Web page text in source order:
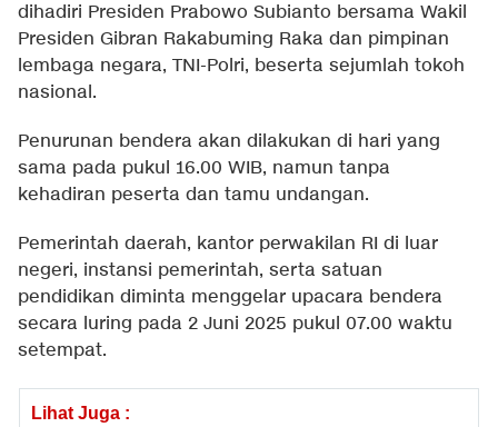
dihadiri Presiden Prabowo Subianto bersama Wakil
Presiden Gibran Rakabuming Raka dan pimpinan
lembaga negara, TNI-Polri, beserta sejumlah tokoh
nasional.
Penurunan bendera akan dilakukan di hari yang
sama pada pukul 16.00 WIB, namun tanpa
kehadiran peserta dan tamu undangan.
Pemerintah daerah, kantor perwakilan RI di luar
negeri, instansi pemerintah, serta satuan
pendidikan diminta menggelar upacara bendera
secara luring pada 2 Juni 2025 pukul 07.00 waktu
setempat.
Lihat Juga :